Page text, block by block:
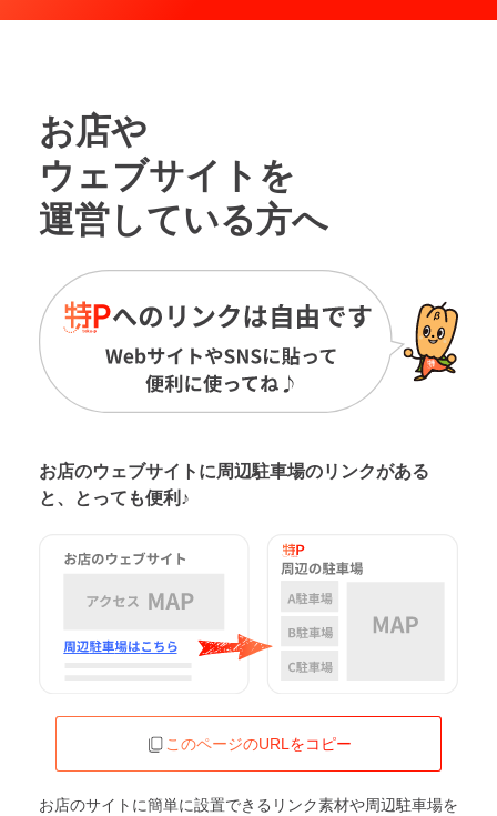
お店や
ウェブサイトを
運営している方へ
お店のウェブサイトに周辺駐車場のリンクがある
と、とっても便利♪
このページのURLをコピー
お店のサイトに簡単に設置できるリンク素材や周辺駐車場を